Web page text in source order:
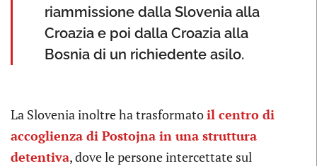
riammissione dalla Slovenia alla
Croazia e poi dalla Croazia alla
Bosnia di un richiedente asilo.
La Slovenia inoltre ha trasformatoil centro di
accoglienza di Postojna in una struttura
detentiva, dove le persone intercettate sul